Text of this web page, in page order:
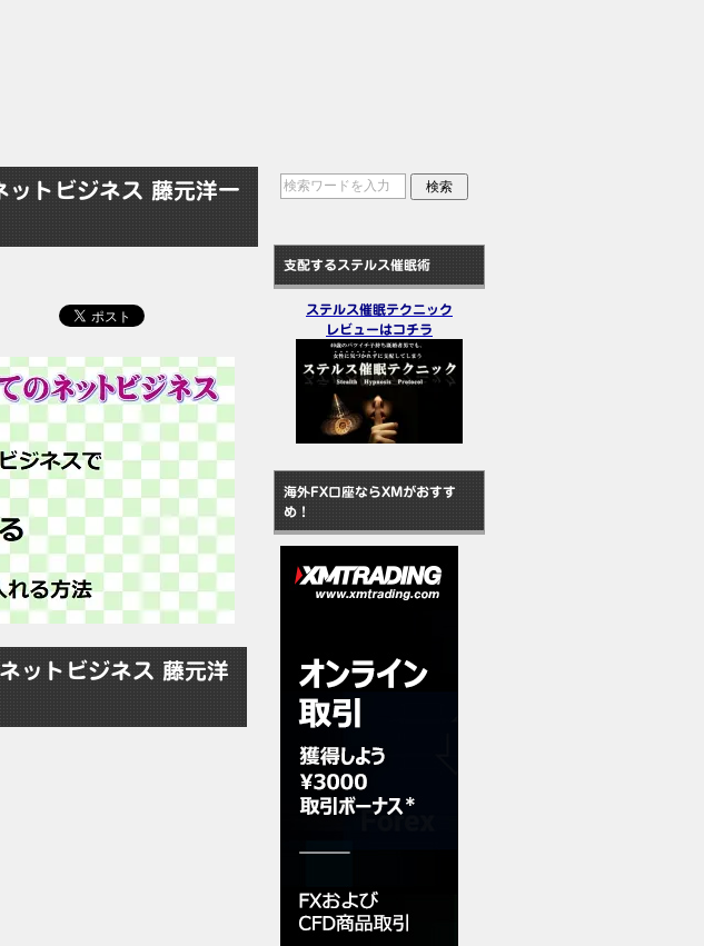
ットビジネス 藤元洋一
ットビジネス 藤元洋
支配するステルス催眠術
ステルス催眠テクニック
レビューはコチラ
海外FX口座ならXMがおすす
め！